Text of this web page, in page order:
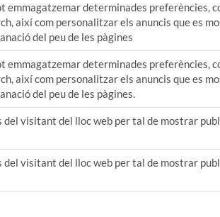
determinades preferències,
així com personalitzar els anuncis que es
del peu de les pàgines
determinades preferències,
així com personalitzar els anuncis que es
del peu de les pàgines.
visitant del lloc web per tal de mostrar
visitant del lloc web per tal de mostrar